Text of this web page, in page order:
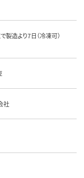
製造より7日（冷凍可）
社